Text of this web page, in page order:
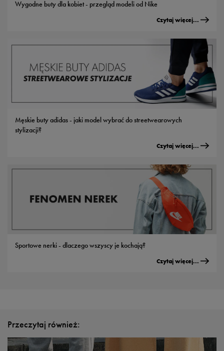
Wygodne buty dla kobiet - przegląd modeli od Nike
Czytaj więcej...
Męskie buty adidas - jaki model wybrać do streetwearowych
stylizacji?
Czytaj więcej...
Sportowe nerki - dlaczego wszyscy je kochają?
Czytaj więcej...
Przeczytaj również: